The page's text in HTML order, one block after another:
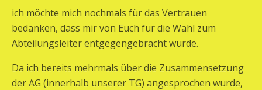
ich möchte mich nochmals für das Vertrauen
bedanken, dass mir von Euch für die Wahl zum
Abteilungsleiter entgegengebracht wurde.
Da ich bereits mehrmals über die Zusammensetzung
der AG (innerhalb unserer TG) angesprochen wurde,